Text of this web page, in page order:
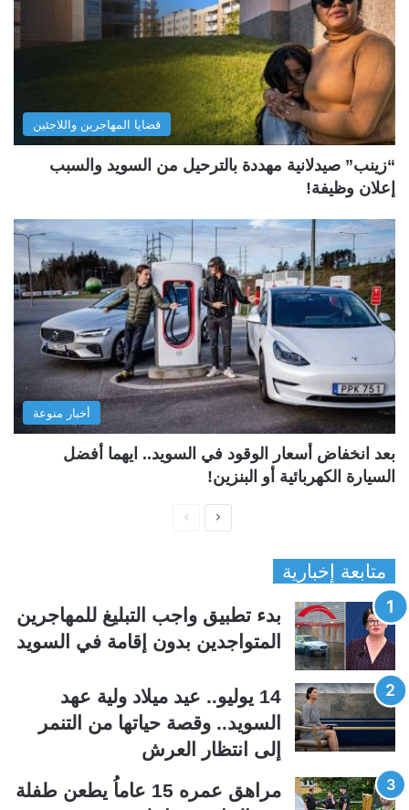
قضايا المهاجرين واللاجئين
“زينب” صيدلانية مهددة بالترحيل من السويد والسبب
إعلان وظيفة!
أخبار منوعة
بعد انخفاض أسعار الوقود في السويد.. ايهما أفضل
السيارة الكهربائية أو البنزين!
ح
ة
ل
س
ا
ق
ح
ة
ي
متابعة إخبارية
بدء تطبيق واجب التبليغ للمهاجرين
المتواجدين بدون إقامة في السويد
14 يوليو.. عيد ميلاد ولية عهد
السويد.. وقصة حياتها من التنمر
إلى انتظار العرش
مراهق عمره 15 عاماُ يطعن طفلة